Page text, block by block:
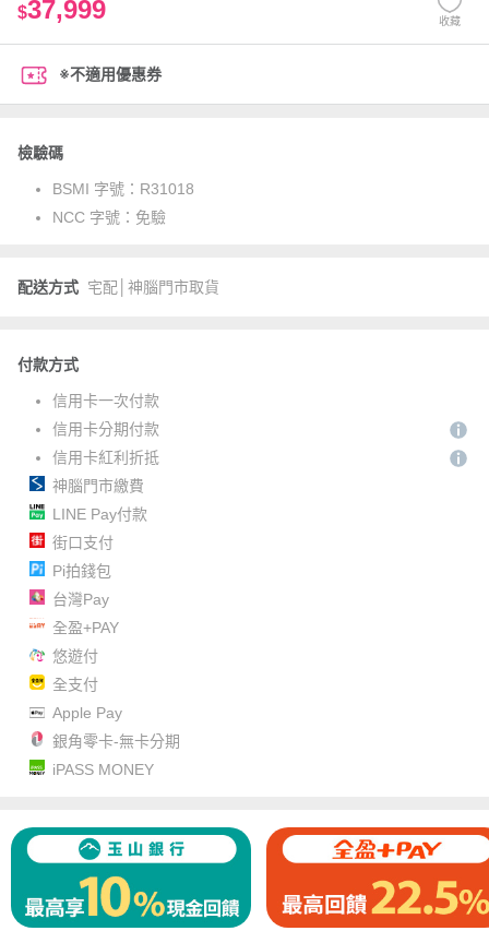
$37,999 收藏
※不適用優惠券
檢驗碼
BSMI 字號： R31018
NCC 字號： 免驗
配送方式 宅配│神腦門市取貨
付款方式
信用卡一次付款
信用卡分期付款
信用卡紅利折抵
神腦門市繳費
LINE Pay付款
街口支付
Pi拍錢包
台灣Pay
全盈+PAY
悠遊付
全支付
Apple Pay
銀角零卡-無卡分期
iPASS MONEY